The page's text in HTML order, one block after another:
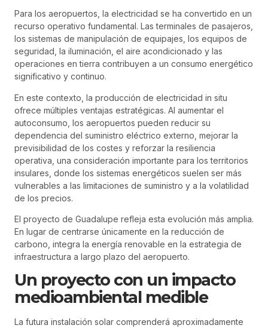
Para los aeropuertos, la electricidad se ha convertido en un
recurso operativo fundamental. Las terminales de pasajeros,
los sistemas de manipulación de equipajes, los equipos de
seguridad, la iluminación, el aire acondicionado y las
operaciones en tierra contribuyen a un consumo energético
significativo y continuo.
En este contexto, la producción de electricidad in situ
ofrece múltiples ventajas estratégicas. Al aumentar el
autoconsumo, los aeropuertos pueden reducir su
dependencia del suministro eléctrico externo, mejorar la
previsibilidad de los costes y reforzar la resiliencia
operativa, una consideración importante para los territorios
insulares, donde los sistemas energéticos suelen ser más
vulnerables a las limitaciones de suministro y a la volatilidad
de los precios.
El proyecto de Guadalupe refleja esta evolución más amplia.
En lugar de centrarse únicamente en la reducción de
carbono, integra la energía renovable en la estrategia de
infraestructura a largo plazo del aeropuerto.
Un proyecto con un impacto
medioambiental medible
La futura instalación solar comprenderá aproximadamente